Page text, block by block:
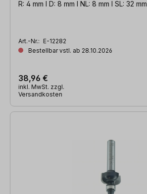
R: 4 mm l D: 8 mm l NL: 8 mm l SL: 32 mm
Art.-Nr.: E-12282
Bestellbar vstl. ab 28.10.2026
38,96 €
inkl. MwSt. zzgl.
Versandkosten